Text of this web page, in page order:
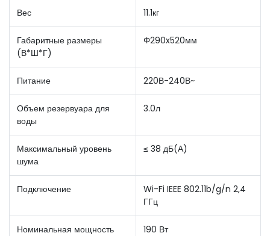
Вес 11.1кг
Габаритные размеры
(В*Ш*Г)
Φ290x520мм
Питание 220В-240В~
Объем резервуара для
воды
3.0л
Максимальный уровень
шума
≤ 38 дБ(А)
Подключение
Wi-Fi IEEE 802.11b/g/n 2,4
ГГц
Номинальная мощность 190 Вт